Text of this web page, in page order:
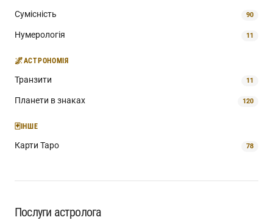
Сумісність 90
Нумерологія 11
🌌АСТРОНОМІЯ
Транзити 11
Планети в знаках 120
🃏ІНШЕ
Карти Таро 78
Послуги астролога